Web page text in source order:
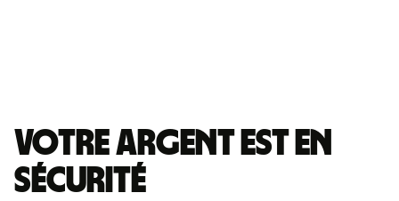
Votre argent est en
sécurité